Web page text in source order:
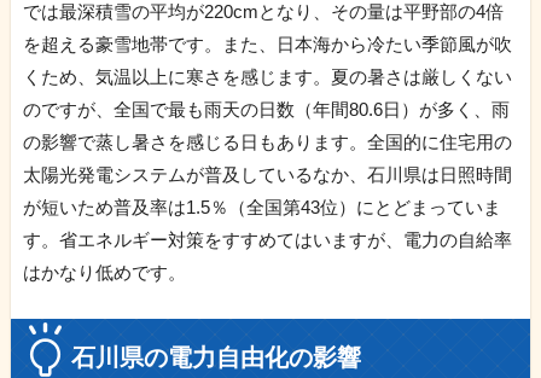
では最深積雪の平均が220cmとなり、その量は平野部の4倍
を超える豪雪地帯です。また、日本海から冷たい季節風が吹
くため、気温以上に寒さを感じます。夏の暑さは厳しくない
のですが、全国で最も雨天の日数（年間80.6日）が多く、雨
の影響で蒸し暑さを感じる日もあります。全国的に住宅用の
太陽光発電システムが普及しているなか、石川県は日照時間
が短いため普及率は1.5％（全国第43位）にとどまっていま
す。省エネルギー対策をすすめてはいますが、電力の自給率
はかなり低めです。
石川県の電力自由化の影響